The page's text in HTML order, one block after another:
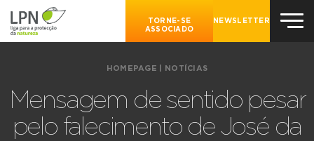
TORNE-SE
ASSOCIADO
NEWSLETTER
HOMEPAGE NOTÍCIAS
Mensagem de sentido pesar
pelo falecimento de José da